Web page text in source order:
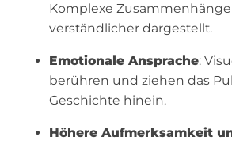
Komplexe
verständlicher dargestellt.
Emotionale Ansprache:
berühren und ziehen das
Geschichte hinein.
Höhere Aufmerksamkeit